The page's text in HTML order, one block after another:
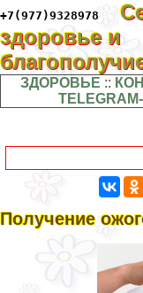
+7(977)9328978
здоровье и
ЗДОРОВЬЕ ::
Получение